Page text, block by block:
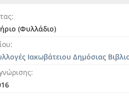
(Φυλλάδιο)
Ιακωβάτειου Δημόσιας